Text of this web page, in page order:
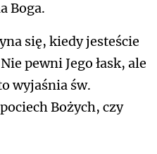
Boga.
się, kiedy jesteście
pewni Jego łask, ale
wyjaśnia św.
Bożych, czy